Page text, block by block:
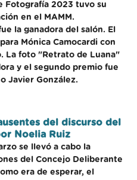
Fotografía 2023 tuvo su
en el MAMM.
la ganadora del salón. El
Mónica Camocardi con
La foto "Retrato de Luana"
y el segundo premio fue
Javier González.
del discurso del
Noelia Ruiz
se llevó a cabo la
del Concejo Deliberante
era de esperar, el